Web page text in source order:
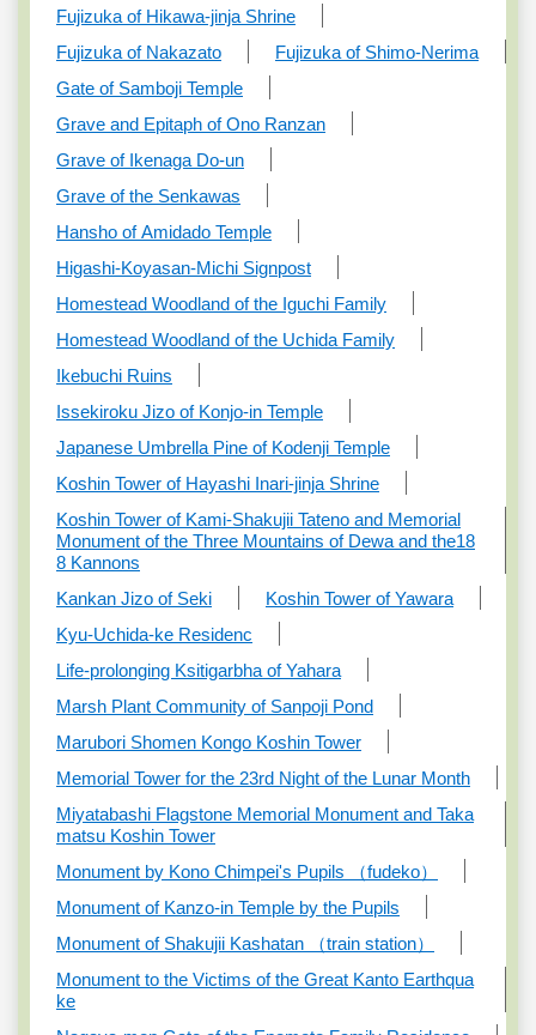
Fujizuka of Hikawa-jinja Shrine
Fujizuka of Nakazato
Fujizuka of Shimo-Nerima
Gate of Samboji Temple
Grave and Epitaph of Ono Ranzan
Grave of Ikenaga Do-un
Grave of the Senkawas
Hansho of Amidado Temple
Higashi-Koyasan-Michi Signpost
Homestead Woodland of the Iguchi Family
Homestead Woodland of the Uchida Family
Ikebuchi Ruins
Issekiroku Jizo of Konjo-in Temple
Japanese Umbrella Pine of Kodenji Temple
Koshin Tower of Hayashi Inari-jinja Shrine
Koshin Tower of Kami-Shakujii Tateno and Memorial
Monument of the Three Mountains of Dewa and the18
8 Kannons
Kankan Jizo of Seki
Koshin Tower of Yawara
Kyu-Uchida-ke Residenc
Life-prolonging Ksitigarbha of Yahara
Marsh Plant Community of Sanpoji Pond
Marubori Shomen Kongo Koshin Tower
Memorial Tower for the 23rd Night of the Lunar Month
Miyatabashi Flagstone Memorial Monument and Taka
matsu Koshin Tower
Monument by Kono Chimpei's Pupils （fudeko）
Monument of Kanzo-in Temple by the Pupils
Monument of Shakujii Kashatan （train station）
Monument to the Victims of the Great Kanto Earthqua
ke